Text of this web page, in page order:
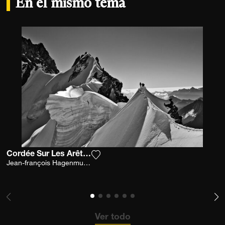
Cordée Sur Les Arêtes De Rochefort Ii
Jean-françois Hagenmuller
Ver todo